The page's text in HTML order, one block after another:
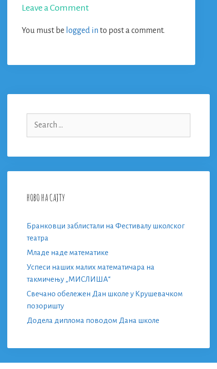
Leave a Comment
You must be logged in to post a comment.
НОВО НА САЈТУ
Бранковци заблистали на Фестивалу школског
театра
Младе наде математике
Успеси наших малих математичара на
такмичењу „МИСЛИША“
Свечано обележен Дан школе у Крушевачком
позоришту
Додела диплома поводом Дана школе